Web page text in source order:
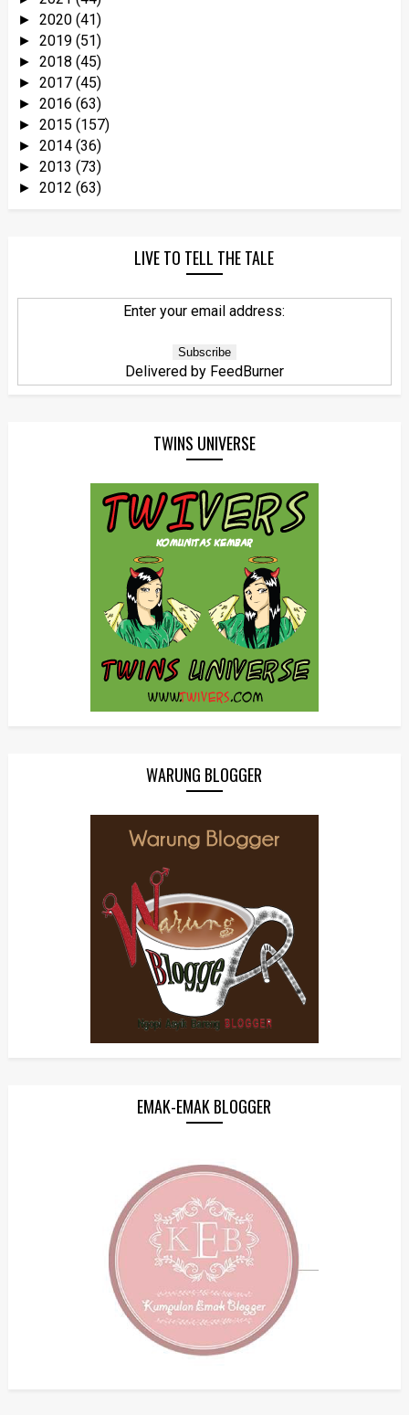
► 2020 (41)
► 2019 (51)
► 2018 (45)
► 2017 (45)
► 2016 (63)
► 2015 (157)
► 2014 (36)
► 2013 (73)
► 2012 (63)
LIVE TO TELL THE TALE
Enter your email address:
Delivered by FeedBurner
TWINS UNIVERSE
WARUNG BLOGGER
EMAK-EMAK BLOGGER